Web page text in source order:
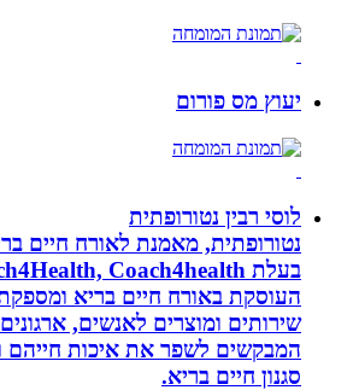
יעוץ מס פורום
לוסי רבין נטורופתית
נטורופתית, מאמנת לאורח חיים
העוסקת באורח חיים בריא ומספקת
שירותים ומוצרים לאנשים, ארגונים
המבקשים לשפר את איכות חייהם
סגנון חיים בריא.